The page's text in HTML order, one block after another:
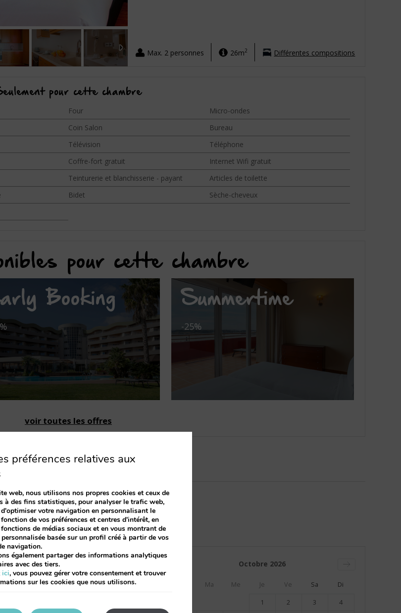
Max. 2 personnes 26m2 Différentes compositions
pour cette chambre
Four
Micro-ondes
Coin Salon
Bureau
Télévision
Téléphone
Coffre-fort gratuit
Internet Wifi gratuit
Teinturerie et blanchisserie - payant
Articles de toilette
Bidet
Sèche-cheveux
pour cette chambre
Booking Summertime
-25%
voir toutes les offres
la date d'arrivée
Septembre
Ma Me Je Ve Sa
Octobre 2026
Ma Me Je Ve Sa Di
1 2 3
4
préférences relatives aux
web, nous utilisons nos propres cookies et ceux de
à des fins statistiques, pour analyser le trafic web,
votre navigation en personnalisant le
de vos préférences et centres d'intérêt, en
de médias sociaux et en vous montrant de
basée sur un profil créé à partir de vos
navigation.
également partager des informations analytiques
avec des tiers.
ici, vous pouvez gérer votre consentement et trouver
sur les cookies que nous utilisons.